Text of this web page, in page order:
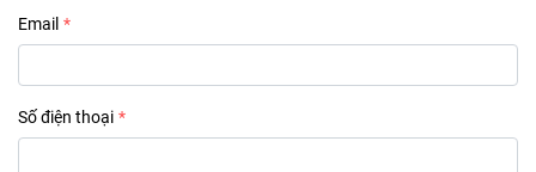
Email
Số điện thoại